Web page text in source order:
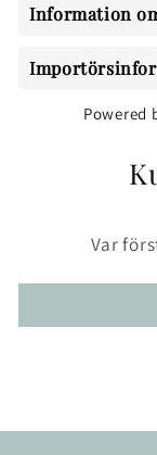
Information
Powered
Var